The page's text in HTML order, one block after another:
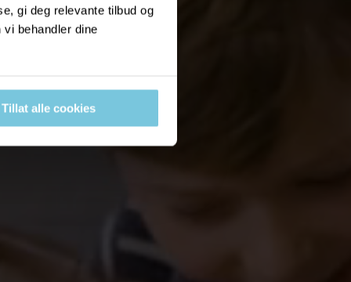
gi deg relevante tilbud og
vi behandler dine
Tillat alle cookies